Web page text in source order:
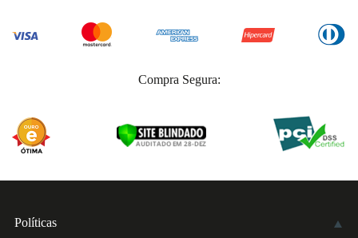
Compra Segura:
Políticas